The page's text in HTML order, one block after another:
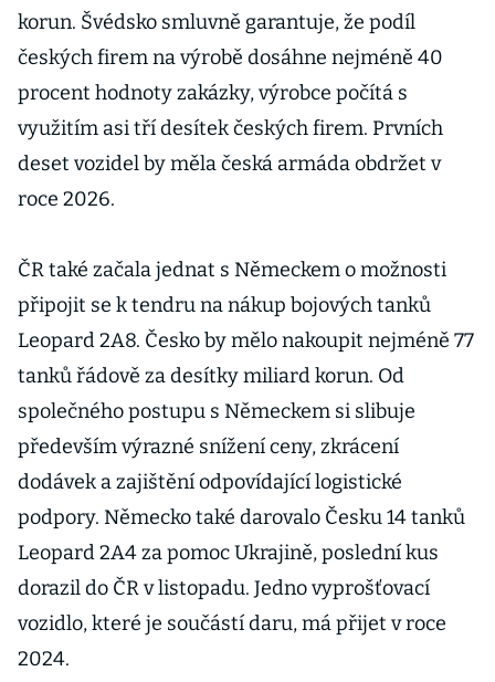
korun. Švédsko smluvně garantuje, že podíl
českých firem na výrobě dosáhne nejméně 40
procent hodnoty zakázky, výrobce počítá s
využitím asi tří desítek českých firem. Prvních
deset vozidel by měla česká armáda obdržet v
roce 2026.
ČR také začala jednat s Německem o možnosti
připojit se k tendru na nákup bojových tanků
Leopard 2A8. Česko by mělo nakoupit nejméně 77
tanků řádově za desítky miliard korun. Od
společného postupu s Německem si slibuje
především výrazné snížení ceny, zkrácení
dodávek a zajištění odpovídající logistické
podpory. Německo také darovalo Česku 14 tanků
Leopard 2A4 za pomoc Ukrajině, poslední kus
dorazil do ČR v listopadu. Jedno vyprošťovací
vozidlo, které je součástí daru, má přijet v roce
2024.